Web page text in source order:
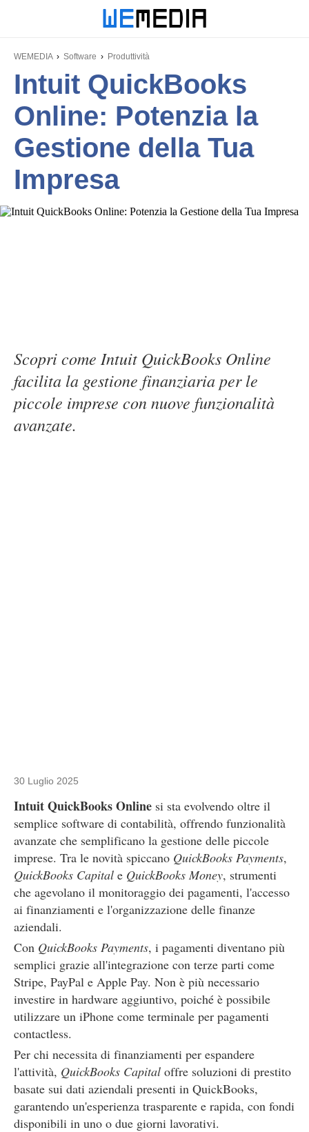
WEMEDIA Software Produttività
Intuit QuickBooks
Online: Potenzia la
Gestione della Tua
Impresa
Scopri come Intuit QuickBooks Online
facilita la gestione finanziaria per le
piccole imprese con nuove funzionalità
avanzate.
30 Luglio 2025
Intuit QuickBooks Online si sta evolvendo oltre il
semplice software di contabilità, offrendo funzionalità
avanzate che semplificano la gestione delle piccole
imprese. Tra le novità spiccano QuickBooks Payments,
QuickBooks Capital e QuickBooks Money, strumenti
che agevolano il monitoraggio dei pagamenti, l'accesso
ai finanziamenti e l'organizzazione delle finanze
aziendali.
Con QuickBooks Payments, i pagamenti diventano più
semplici grazie all'integrazione con terze parti come
Stripe, PayPal e Apple Pay. Non è più necessario
investire in hardware aggiuntivo, poiché è possibile
utilizzare un iPhone come terminale per pagamenti
contactless.
Per chi necessita di finanziamenti per espandere
l'attività, QuickBooks Capital offre soluzioni di prestito
basate sui dati aziendali presenti in QuickBooks,
garantendo un'esperienza trasparente e rapida, con fondi
disponibili in uno o due giorni lavorativi.